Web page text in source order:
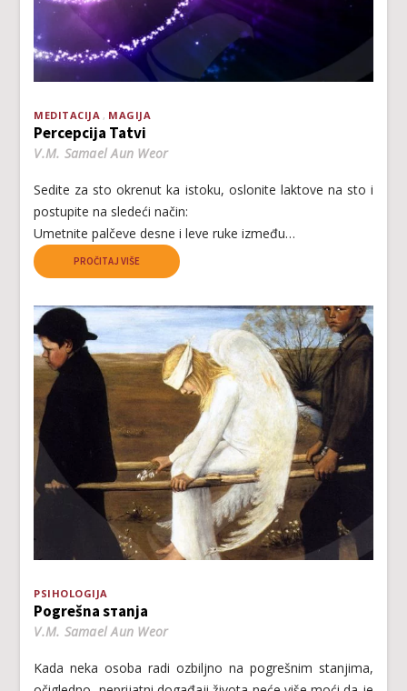
MEDITACIJA MAGIJA
Percepcija Tatvi
V.M. Samael Aun Weor
Sedite za sto okrenut ka istoku, oslonite laktove na sto i
postupite na sledeći način:
Umetnite palčeve desne i leve ruke između…
PROČITAJ VIŠE
PSIHOLOGIJA
Pоgrеšnа sтаnjа
V.M. Samael Aun Weor
Kаdа nеkа оsоbа rаdi оzbilјnо nа pоgrеšnim stаnjimа,